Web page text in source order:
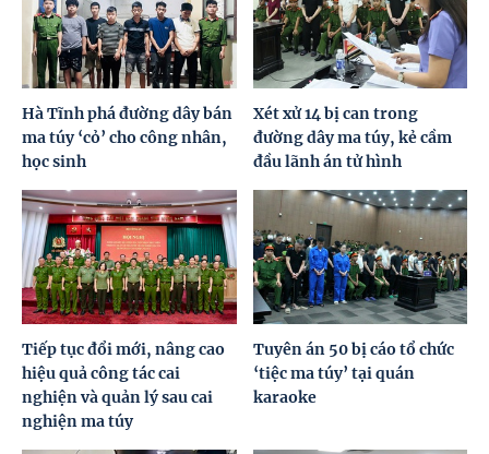
Hà Tĩnh phá đường dây bán
ma túy ‘cỏ’ cho công nhân,
học sinh
Xét xử 14 bị can trong
đường dây ma túy, kẻ cầm
đầu lãnh án tử hình
Tiếp tục đổi mới, nâng cao
hiệu quả công tác cai
nghiện và quản lý sau cai
nghiện ma túy
Tuyên án 50 bị cáo tổ chức
‘tiệc ma túy’ tại quán
karaoke